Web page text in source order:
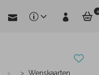
0
Wenskaarten